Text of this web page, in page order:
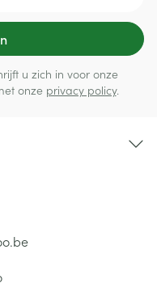
u zich in voor onze
onze privacy policy.